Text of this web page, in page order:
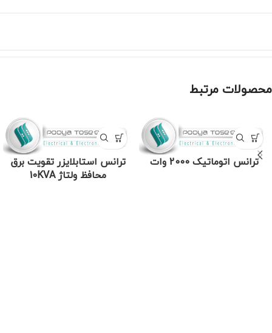
محصولات مرتبط
ترانس اتوماتیک 2000 وات ترانس استابلایزر تقویت برق
محافظ ولتاژ 10KVA